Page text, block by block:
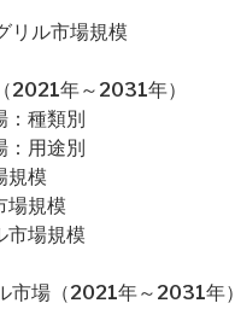
リル市場規模
2021年～2031年）
種類別
用途別
規模
場規模
市場規模
市場（2021年～2031年）